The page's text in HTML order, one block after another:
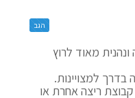
מאוד לרוץ
בדרך למצויינות.
ריצה אחרת או
הגב